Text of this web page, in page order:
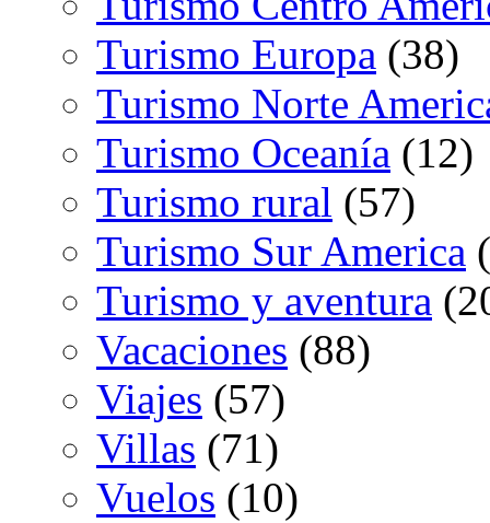
Turismo Europa (38)
Turismo Norte
Turismo Oceanía (12)
Turismo rural (57)
Turismo Sur America
Turismo y aventura
Vacaciones (88)
Viajes (57)
Villas (71)
Vuelos (10)